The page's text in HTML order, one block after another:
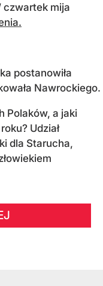
czwartek mija
postanowiła
Nawrockiego.
Polaków, a jaki
Udział
dla Starucha,